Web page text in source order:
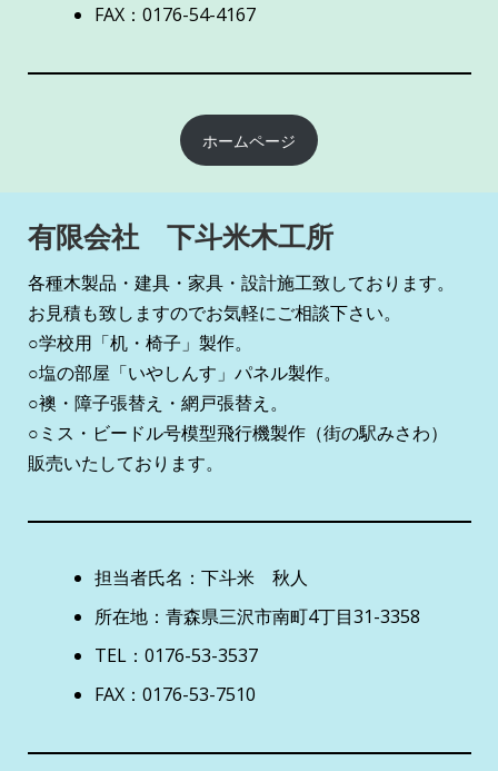
FAX：0176-54-4167
ホームページ
有限会社 下斗米木工所
各種木製品・建具・家具・設計施工致しております。
お見積も致しますのでお気軽にご相談下さい。
○学校用「机・椅子」製作。
○塩の部屋「いやしんす」パネル製作。
○襖・障子張替え・網戸張替え。
○ミス・ビードル号模型飛行機製作（街の駅みさわ）
販売いたしております。
担当者氏名：下斗米 秋人
所在地：青森県三沢市南町4丁目31-3358
TEL：0176-53-3537
FAX：0176-53-7510